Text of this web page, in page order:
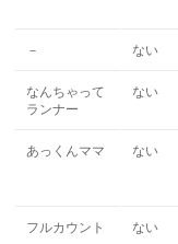
－ ない
なんちゃって
ランナー
ない
あっくんママ ない
フルカウント ない